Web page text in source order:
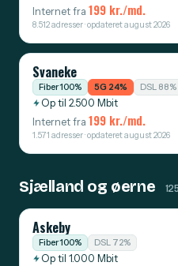
Internet fra 199 kr./md.
8.512 adresser · opdateret august 2026
Svaneke
Fiber 100% 5G 24% DSL 88%
Op til 2.500 Mbit
Internet fra 199 kr./md.
1.571 adresser · opdateret august 2026
Sjælland og øerne
Askeby
Fiber 100% DSL 72%
Op til 1.000 Mbit